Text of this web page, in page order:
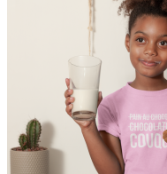
Noir Bordeau